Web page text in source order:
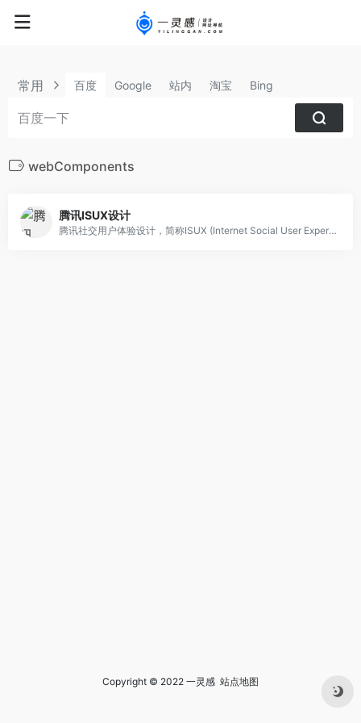
常用 百度 Google 站内 淘宝 Bing
webComponents
腾讯ISUX设计
腾讯社交用户体验设计，简称ISUX (Internet Social User Experience)，成立于2011年1月11日，是腾讯集团核心、全球最具规模的UX设计团队，专业成员包括用户研究、交互设计、视觉设计、品牌设计、视频动画设计、UI开发、产品设计与市场研究等，至今ISUX分布于中国深圳总部、北京、上海、成都及韩国首尔。
Copyright © 2022 一灵感 站点地图